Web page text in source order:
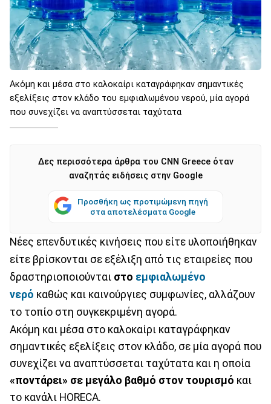
Ακόμη και μέσα στο καλοκαίρι καταγράφηκαν σημαντικές
εξελίξεις στον κλάδο του εμφιαλωμένου νερού, μία αγορά
που συνεχίζει να αναπτύσσεται ταχύτατα
Δες περισσότερα άρθρα του CNN Greece όταν
αναζητάς ειδήσεις στην Google
Προσθήκη ως προτιμώμενη πηγή
στα αποτελέσματα Google
Νέες επενδυτικές κινήσεις που είτε υλοποιήθηκαν
είτε βρίσκονται σε εξέλιξη από τις εταιρείες που
δραστηριοποιούνται στο εμφιαλωμένο
νερό καθώς και καινούργιες συμφωνίες, αλλάζουν
το τοπίο στη συγκεκριμένη αγορά.
Ακόμη και μέσα στο καλοκαίρι καταγράφηκαν
σημαντικές εξελίξεις στον κλάδο, σε μία αγορά που
συνεχίζει να αναπτύσσεται ταχύτατα και η οποία
«ποντάρει» σε μεγάλο βαθμό στον τουρισμό και
το κανάλι ΗΟRECA.